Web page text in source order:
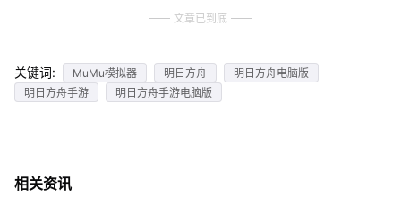
文章已到底
关键词: MuMu模拟器 明日方舟
明日方舟电脑版
明日方舟手游
明日方舟手游电脑版
相关资讯